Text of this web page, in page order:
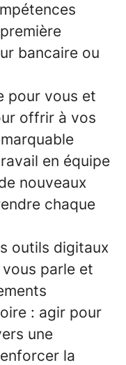
bancaire ou
pour vous et
offrir à vos
en équipe
nouveaux
chaque
outils digitaux
parle et
: agir pour
une
la